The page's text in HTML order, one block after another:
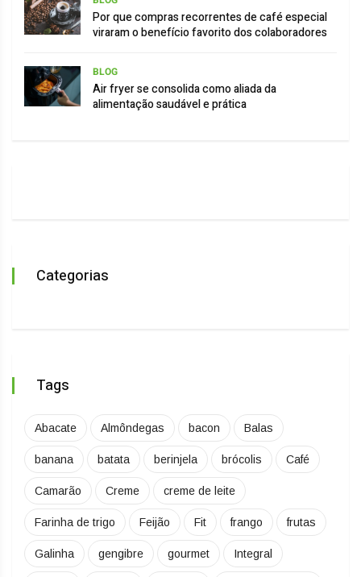
Por que compras recorrentes de café especial
viraram o benefício favorito dos colaboradores
BLOG
Air fryer se consolida como aliada da
alimentação saudável e prática
Categorias
Tags
Abacate Almôndegas bacon Balas
banana batata berinjela brócolis Café
Camarão Creme creme de leite
Farinha de trigo Feijão Fit frango frutas
Galinha gengibre gourmet Integral